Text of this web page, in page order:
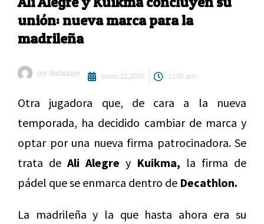
unión: nueva marca para la
madrileña
por Redaccion enero 12, 2023 11:00 am
Otra jugadora que, de cara a la nueva
temporada, ha decidido cambiar de marca y
optar por una nueva firma patrocinadora. Se
trata de Ali Alegre y Kuikma, la firma de
pádel que se enmarca dentro de Decathlon.
La madrileña y la que hasta ahora era su